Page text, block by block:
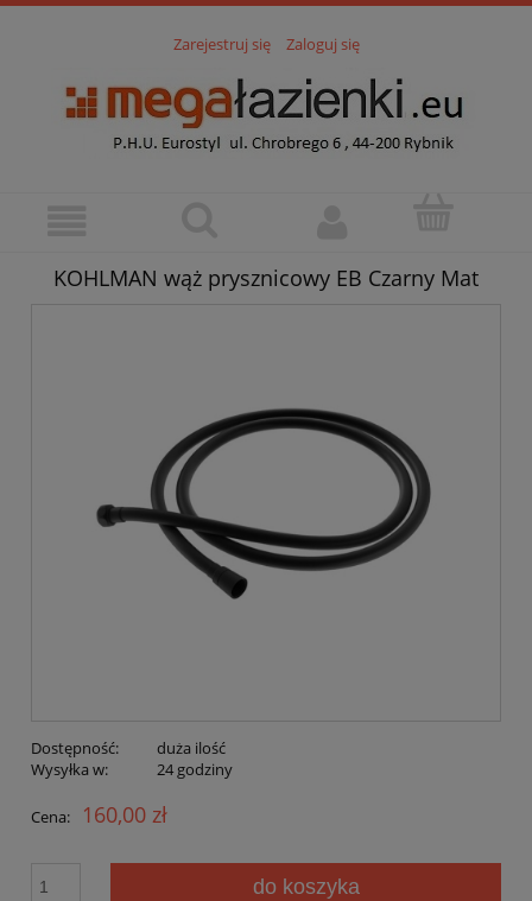
Zarejestruj się Zaloguj się
KOHLMAN wąż prysznicowy EB Czarny Mat
Dostępność:
duża ilość
Wysyłka w:
24 godziny
Cena: 160,00 zł
do koszyka